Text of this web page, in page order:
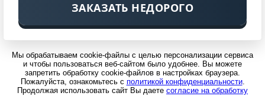
ЗАКАЗАТЬ НЕДОРОГО
Мы обрабатываем cookie-файлы с целью персонализации сервиса
и чтобы пользоваться веб-сайтом было удобнее. Вы можете
запретить обработку cookie-файлов в настройках браузера.
Пожалуйста, ознакомьтесь с политикой конфиденциальности.
Продолжая использовать сайт Вы даете согласие на обработку